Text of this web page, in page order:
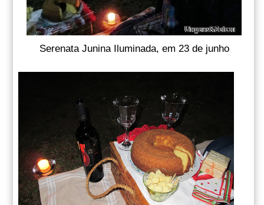
Serenata Junina Iluminada, em 23 de junho